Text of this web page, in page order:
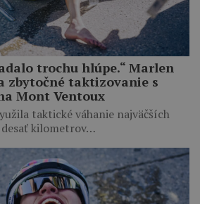
trochu hlúpe.“ Marlen
zbytočné taktizovanie s
Mont Ventoux
taktické váhanie najväčších
kilometrov…